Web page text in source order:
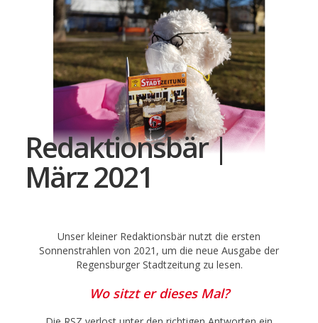
Redaktionsbär |
März 2021
Unser kleiner Redaktionsbär nutzt die ersten
Sonnenstrahlen von 2021, um die neue Ausgabe der
Regensburger Stadtzeitung zu lesen.
Wo sitzt er dieses Mal?